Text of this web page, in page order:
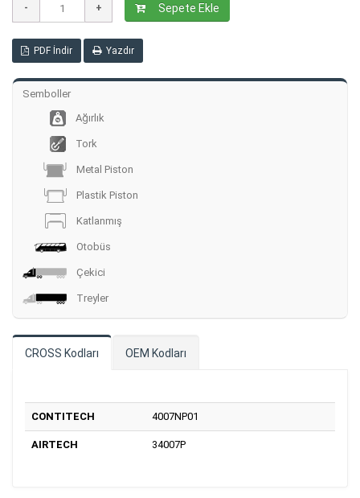
Sepete Ekle
PDF İndir Yazdır
Semboller
Ağırlık
Tork
Metal Piston
Plastik Piston
Katlanmış
Otobüs
Çekici
Treyler
CROSS Kodları OEM Kodları
CONTITECH 4007NP01
AIRTECH 34007P